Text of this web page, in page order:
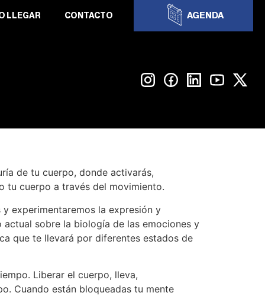
LLEGAR CONTACTO AGENDA
de tu cuerpo, donde activarás,
tu cuerpo a través del movimiento.
experimentaremos la expresión y
sobre la biología de las emociones y
que te llevará por diferentes estados de
Liberar el cuerpo, lleva,
Cuando están bloqueadas tu mente